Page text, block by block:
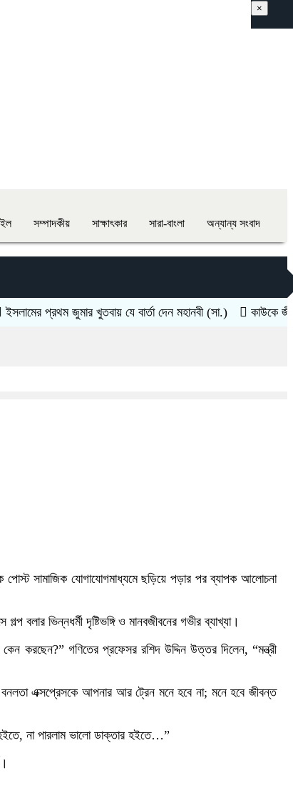
সম্পাদকীয় সাক্ষাৎকার সারা-বাংলা অন্যান্য সংবাদ
প্রথম জুমার খুতবায় যে বার্তা দেন মহানবী (সা.) কাউকে জীবনসঙ্গী
×
সামাজিক যোগাযোগমাধ্যমে ছড়িয়ে পড়ার পর ব্যাপক আলোচনা
বলার ভিন্নধর্মী দৃষ্টিভঙ্গি ও মানবজীবনের গভীর ব্যাখ্যা।
করছেন?” গণিতের প্রফেসর রশিদ উদ্দিন উত্তর দিলেন, “মন্ত্রী
এক্সপ্রেসকে আপনার আর ট্রেন মনে হবে না; মনে হবে জীবন্ত
না পারলাম ভালো ডাক্তার হইতে…”